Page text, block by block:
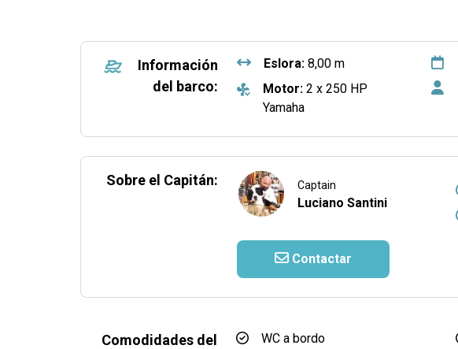
Información
del barco:
Eslora:8,00 m
Motor: 2 x 250 HP
Yamaha
Sobre el Capitán: Captain
Luciano Santini
Contactar
Comodidades del
WC a bordo